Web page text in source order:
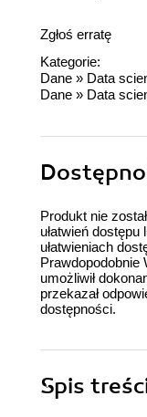
Zgłoś erratę
Kategorie:
Dane » Data
Dane » Data
Produkt nie
ułatwień
ułatwieniach
Prawdopodobnie
umożliwił
przekazał
dostępności.
Spis